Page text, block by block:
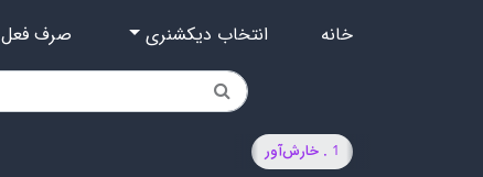
خانه انتخاب دیکشنری صرف فعل
1 . خارش‌آور